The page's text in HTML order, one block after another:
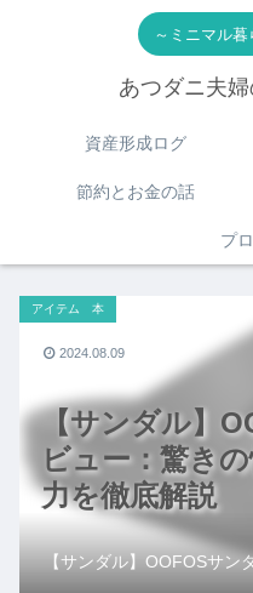
～ミニマル暮
あつダニ夫
資産形成ログ
節約とお金の話
プ
【サンダル】
ビュー：驚き
力を徹底解説
アイテム 本
【サンダル】OOFOSサ
2024.08.09